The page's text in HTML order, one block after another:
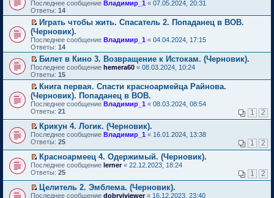
н
н
о
м
у
с
о
о
б
щ
е
н
и
ю
о
ч
и
т
а
н
н
о
м
у
с
о
о
б
щ
н
и
ю
о
м
у
н
е
п
р
о
ч
и
т
а
н
н
о
у
с
о
о
б
щ
е
н
и
ю
п
е
р
в
о
м
у
н
е
п
р
о
ч
и
т
а
н
н
о
м
у
с
о
о
б
щ
е
й
т
и
к
п
е
р
в
о
м
у
н
е
п
р
о
ч
и
т
а
н
н
о
м
у
с
о
е
р
е
й
т
и
к
п
е
р
в
о
м
у
н
е
п
р
о
и
т
а
н
н
о
Последнее сообщение Владимир_1 « 07.05.2024, 20:31
Ответы: 14
П
е
р
е
й
т
и
к
п
е
р
в
м
у
н
е
п
р
о
ч
и
т
Играть чтобы жить. Спасатель 2. Попаданец в ВОВ.
(Черновик).
Последнее сообщение Владимир_1 « 04.04.2024, 17:15
Ответы: 14
П
е
р
е
й
т
и
п
е
р
в
о
м
у
н
е
п
Билет в Кино 3. Возвращение к Истокам. (Черновик).
Последнее сообщение hemera60 « 08.03.2024, 10:24
Ответы: 15
П
е
р
е
й
т
и
к
п
е
р
в
о
м
у
Книга первая. Спасти красноармейца Райнова.
(Черновик). Попаданец в ВОВ.
Последнее сообщение Владимир_1 « 08.03.2024, 08:54
Ответы: 21 1 2
П
е
е
й
т
и
к
п
Крикун 4. Логик. (Черновик).
Последнее сообщение Владимир_1 « 16.01.2024, 13:38
Ответы: 25 1 2
П
е
е
й
Красноармеец 4. Одержимый. (Черновик).
Последнее сообщение lerner« 22.12.2023, 18:24
Ответы: 25 1 2
П
Целитель 2. Эмблема. (Черновик).
Последнее сообщение dobryiviewer« 16.12.2023, 23:40